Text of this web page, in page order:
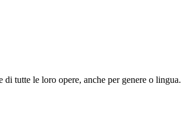
tutte le loro opere, anche per genere o lingua.